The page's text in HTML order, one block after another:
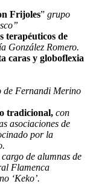
Frijoles” grupo
terapéuticos de
González Romero.
caras y globoflexia
de Fernandi Merino
tradicional, con
asociaciones de
por la
cargo de alumnas de
Flamenca
‘Keko’.